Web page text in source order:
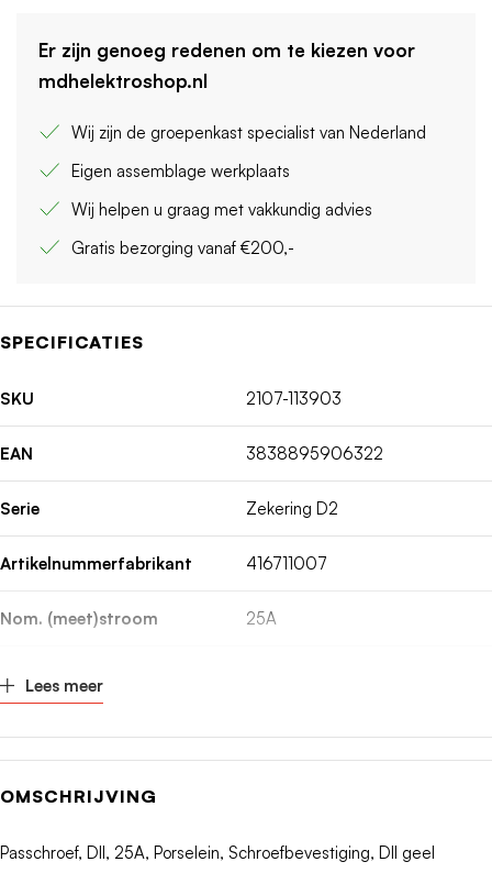
Er zijn genoeg redenen om te kiezen voor
mdhelektroshop.nl
Wij zijn de groepenkast specialist van Nederland
Eigen assemblage werkplaats
Wij helpen u graag met vakkundig advies
Gratis bezorging vanaf €200,-
SPECIFICATIES
SKU 2107-113903
EAN 3838895906322
Serie Zekering D2
Artikelnummerfabrikant 416711007
Nom. (meet)stroom 25A
Kleurcode
Lees meer
OMSCHRIJVING
Passchroef, DII, 25A, Porselein, Schroefbevestiging, DII geel